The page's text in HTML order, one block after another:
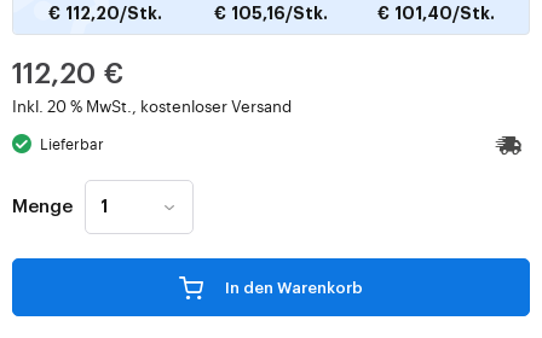
€ 112,20/Stk. € 105,16/Stk. € 101,40/Stk.
112,20 €
Inkl. 20 % MwSt., kostenloser Versand
Lieferbar
Menge
In den Warenkorb